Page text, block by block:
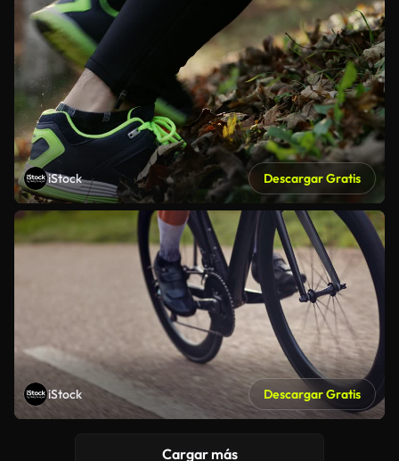
iStock Descargar Gratis
iStock Descargar Gratis
Cargar más